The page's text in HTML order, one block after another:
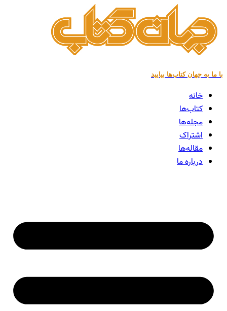
محتوا
با ما به جهان کتاب‌ها بیایید
خانه
کتاب‌ها
مجله‌ها
اشتراک
مقاله‌ها
درباره ما